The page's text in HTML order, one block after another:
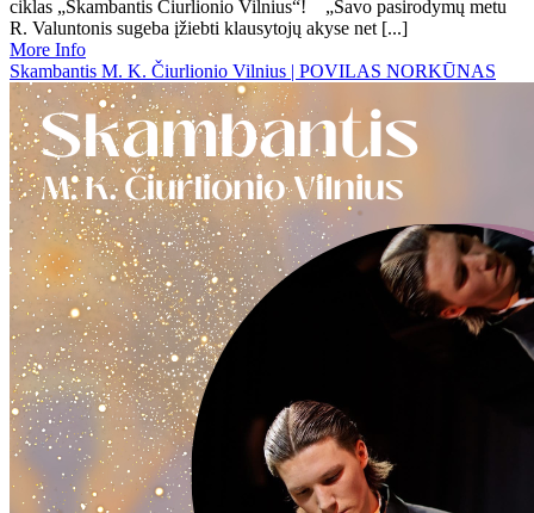
ciklas „Skambantis Čiurlionio Vilnius“! „Savo pasirodymų metu
R. Valuntonis sugeba įžiebti klausytojų akyse net [...]
More Info
Skambantis M. K. Čiurlionio Vilnius | POVILAS NORKŪNAS